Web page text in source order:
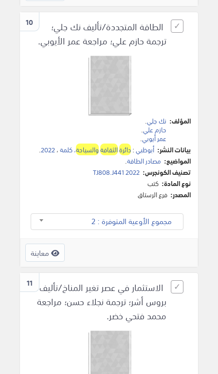
10
الطاقة المتجددة/تأليف نك جلي؛
ترجمة حازم علي؛ مراجعة عمر الأيوبي.
المؤلف: نك جلي.
حازم علي.
عمر أيوبي.
بيانات النشر: أبوظبي:دائرةالثقافةوالسياحة، كلمة،2022
.
المواضيع: مصادر الطاقة.
تصنيف الكونجرس: TJ808.J441 2022
نوع المادة: كتب
المصدر: فرع الرستاق
مجموع الأوعية المتوفرة : 2
معاينة
11 الاستثمار في عصر تغير المناخ/تأليف
بروس أشر؛ ترجمة نجلاء حسن؛ مراجعة
محمد فتحي خضر.